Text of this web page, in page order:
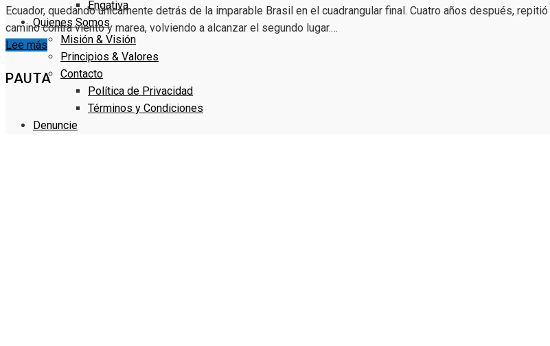
Engativa
Quienes Somos
Misión & Visión
Principios & Valores
Contacto
Política de Privacidad
Términos y Condiciones
Denuncie
Ecuador, quedando únicamente detrás de la imparable Brasil en el cuadrangular final. Cuatro años después, repitió
camino contra viento y marea, volviendo a alcanzar el segundo lugar.…
Lee más
PAUTA